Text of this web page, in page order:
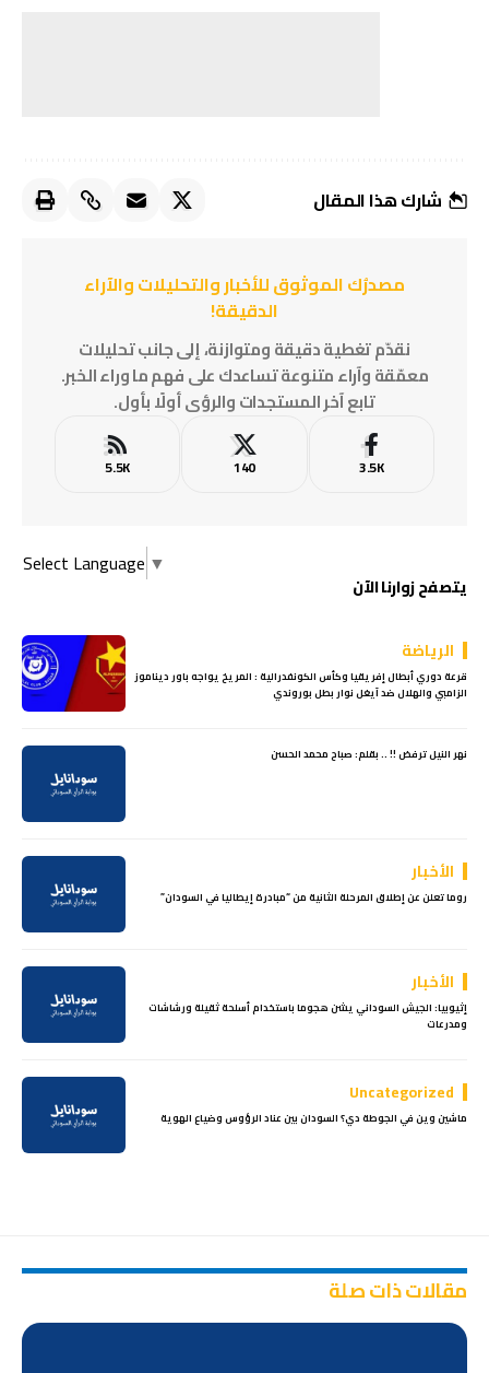
شارك هذا المقال
مصدرُك الموثوق للأخبار والتحليلات والآراء
الدقيقة!
نقدّم تغطية دقيقة ومتوازنة، إلى جانب تحليلات
معمّقة وآراء متنوعة تساعدك على فهم ما وراء الخبر.
تابع آخر المستجدات والرؤى أولًا بأول.
3.5K
140
5.5K
Select Language ▼
يتصفح زوارنا الآن
الرياضة
قرعة دوري أبطال إفريقيا وكأس الكونفدرالية : المريخ يواجه باور ديناموز
الزامبي والهلال ضد آيغل نوار بطل بوروندي
نهر النيل ترفض !! .. بقلم: صباح محمد الحسن
الأخبار
روما تعلن عن إطلاق المرحلة الثانية من “مبادرة إيطاليا في السودان”
الأخبار
إثيوبيا: الجيش السوداني يشن هجوما باستخدام أسلحة ثقيلة ورشاشات
ومدرعات
Uncategorized
ماشين وين في الجوطة دي؟ السودان بين عناد الرؤوس وضياع الهوية
مقالات ذات صلة